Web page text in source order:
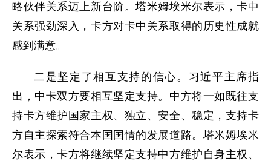
略伙伴关系迈上新台阶。塔米姆埃米尔表示，卡中
关系强劲深入，卡方对卡中关系取得的历史性成就
感到满意。
二是坚定了相互支持的信心。习近平主席指
出，中卡双方要相互坚定支持。中方将一如既往支
持卡方维护国家主权、独立、安全、稳定，支持卡
方自主探索符合本国国情的发展道路。塔米姆埃米
尔表示，卡方将继续坚定支持中方维护自身主权、